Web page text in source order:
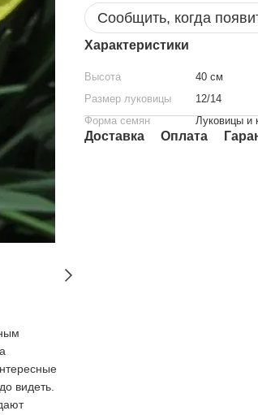
видеть.
Сообщить, когда
Характеристики
Высота
40 см
Размер луковицы
12/14
Форма семян
Луковицы и
Доставка Оплата